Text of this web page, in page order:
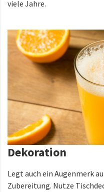
viele Jahre.
Dekoration
Legt auch ein Augenmerk
Zubereitung. Nutze